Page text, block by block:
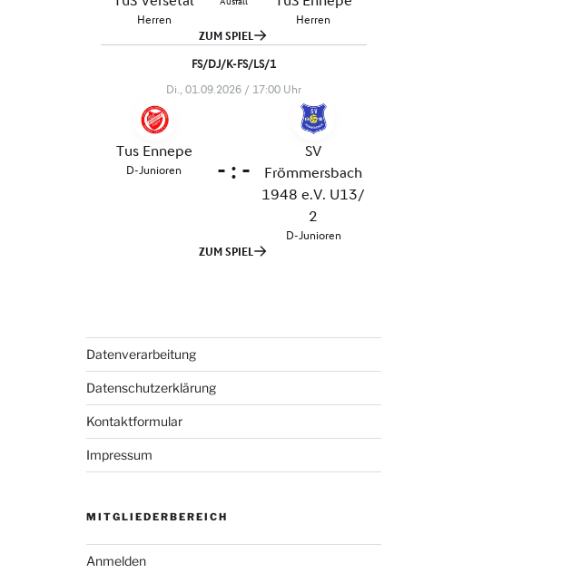
Datenverarbeitung
Datenschutzerklärung
Kontaktformular
Impressum
MITGLIEDERBEREICH
Anmelden